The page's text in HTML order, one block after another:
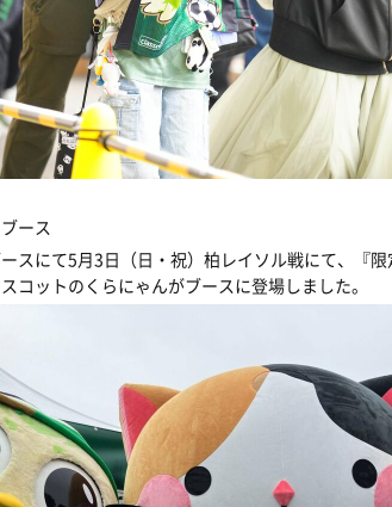
ース
スにて5月3日（日・祝）柏レイソル戦にて、『
コットのくらにゃんがブースに登場しました。